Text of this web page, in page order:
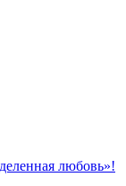
любовь»!